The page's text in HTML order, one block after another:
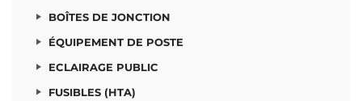
BOÎTES DE JONCTION
ÉQUIPEMENT DE POSTE
ECLAIRAGE PUBLIC
FUSIBLES (HTA)